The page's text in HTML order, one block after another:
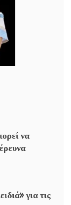
να
για τις